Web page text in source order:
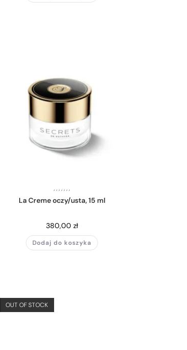
, , , , , , ,
La Creme oczy/usta, 15 ml
380,00 zł
Dodaj do koszyka
OUT OF STOCK